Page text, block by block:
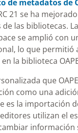
de metadatos de
21 se ha
las bibliotecas. La
se amplió con
lo que permitió
la biblioteca
que
como una
es la importación
utilizan el